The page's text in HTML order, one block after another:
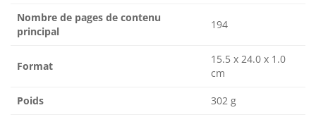
Nombre de pages de contenu
principal
194
Format
15.5 x 24.0 x 1.0
cm
Poids 302 g